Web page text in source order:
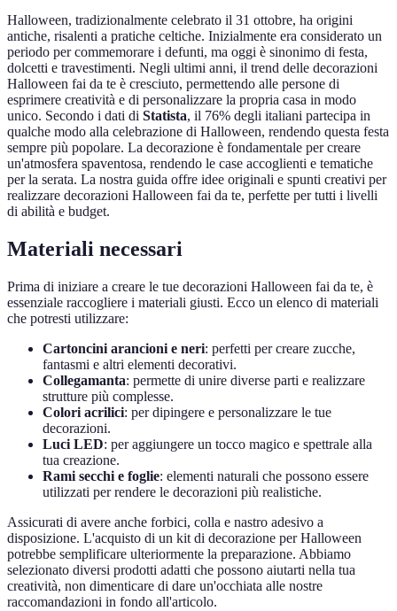
Halloween, tradizionalmente celebrato il 31 ottobre, ha origini
antiche, risalenti a pratiche celtiche. Inizialmente era considerato un
periodo per commemorare i defunti, ma oggi è sinonimo di festa,
dolcetti e travestimenti. Negli ultimi anni, il trend delle decorazioni
Halloween fai da te è cresciuto, permettendo alle persone di
esprimere creatività e di personalizzare la propria casa in modo
unico. Secondo i dati di Statista, il 76% degli italiani partecipa in
qualche modo alla celebrazione di Halloween, rendendo questa festa
sempre più popolare. La decorazione è fondamentale per creare
un'atmosfera spaventosa, rendendo le case accoglienti e tematiche
per la serata. La nostra guida offre idee originali e spunti creativi per
realizzare decorazioni Halloween fai da te, perfette per tutti i livelli
di abilità e budget.
Materiali necessari
Prima di iniziare a creare le tue decorazioni Halloween fai da te, è
essenziale raccogliere i materiali giusti. Ecco un elenco di materiali
che potresti utilizzare:
Cartoncini arancioni e neri: perfetti per creare zucche,
fantasmi e altri elementi decorativi.
Collegamanta: permette di unire diverse parti e realizzare
strutture più complesse.
Colori acrilici: per dipingere e personalizzare le tue
decorazioni.
Luci LED: per aggiungere un tocco magico e spettrale alla
tua creazione.
Rami secchi e foglie: elementi naturali che possono essere
utilizzati per rendere le decorazioni più realistiche.
Assicurati di avere anche forbici, colla e nastro adesivo a
disposizione. L'acquisto di un kit di decorazione per Halloween
potrebbe semplificare ulteriormente la preparazione. Abbiamo
selezionato diversi prodotti adatti che possono aiutarti nella tua
creatività, non dimenticare di dare un'occhiata alle nostre
raccomandazioni in fondo all'articolo.